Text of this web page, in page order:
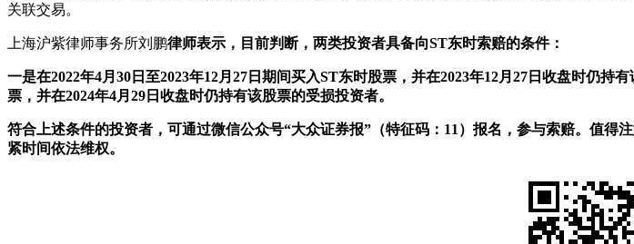
关联交易。
上海沪紫律师事务所刘鹏律师表示，目前判断，两类投资者具备向ST东时索赔的条件：
一是在2022年4月30日至2023年12月27日期间买入ST东时股票，并在2023年12月27日收盘时仍
票，并在2024年4月29日收盘时仍持有该股票的受损投资者。
符合上述条件的投资者，可通过微信公众号“大众证券报”（特征码：11）报名，参与索赔。值
紧时间依法维权。